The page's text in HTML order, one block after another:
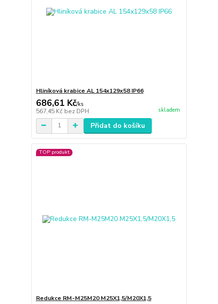
Hliníková krabice AL 154x129x58 IP66
686,61 Kč/ks
567,45 Kč bez DPH skladem
Přidat do košíku
TOP produkt
Redukce RM-M25M20 M25X1,5/M20X1,5